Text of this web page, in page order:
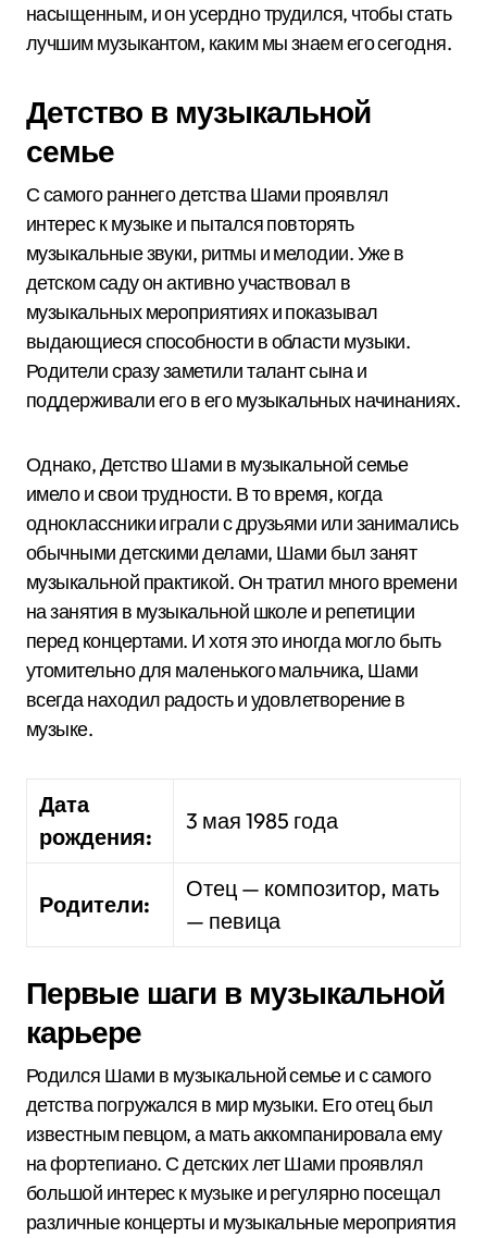
насыщенным, и он усердно трудился, чтобы стать
лучшим музыкантом, каким мы знаем его сегодня.
Детство в музыкальной
семье
С самого раннего детства Шами проявлял
интерес к музыке и пытался повторять
музыкальные звуки, ритмы и мелодии. Уже в
детском саду он активно участвовал в
музыкальных мероприятиях и показывал
выдающиеся способности в области музыки.
Родители сразу заметили талант сына и
поддерживали его в его музыкальных начинаниях.
Однако, Детство Шами в музыкальной семье
имело и свои трудности. В то время, когда
одноклассники играли с друзьями или занимались
обычными детскими делами, Шами был занят
музыкальной практикой. Он тратил много времени
на занятия в музыкальной школе и репетиции
перед концертами. И хотя это иногда могло быть
утомительно для маленького мальчика, Шами
всегда находил радость и удовлетворение в
музыке.
Дата
рождения:
3 мая 1985 года
Родители:
Отец — композитор, мать
— певица
Первые шаги в музыкальной
карьере
Родился Шами в музыкальной семье и с самого
детства погружался в мир музыки. Его отец был
известным певцом, а мать аккомпанировала ему
на фортепиано. С детских лет Шами проявлял
большой интерес к музыке и регулярно посещал
различные концерты и музыкальные мероприятия